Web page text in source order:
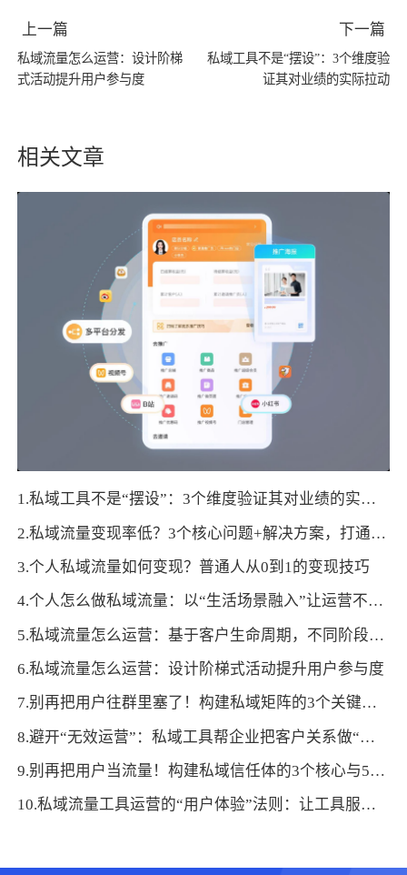
上一篇
私域流量怎么运营：设计阶梯
式活动提升用户参与度
下一篇
私域工具不是“摆设”：3个维度验
证其对业绩的实际拉动
相关文章
1.私域工具不是“摆设”：3个维度验证其对业绩的实际拉动
2.私域流量变现率低？3个核心问题+解决方案，打通盈利堵点
3.个人私域流量如何变现？普通人从0到1的变现技巧
4.个人怎么做私域流量：以“生活场景融入”让运营不生硬的3个落地思路
5.私域流量怎么运营：基于客户生命周期，不同阶段的运营重点与方法差异
6.私域流量怎么运营：设计阶梯式活动提升用户参与度
7.别再把用户往群里塞了！构建私域矩阵的3个关键层级与5步落地法
8.避开“无效运营”：私域工具帮企业把客户关系做“深”！
9.别再把用户当流量！构建私域信任体的3个核心与5个动作
10.私域流量工具运营的“用户体验”法则：让工具服务于用户需求